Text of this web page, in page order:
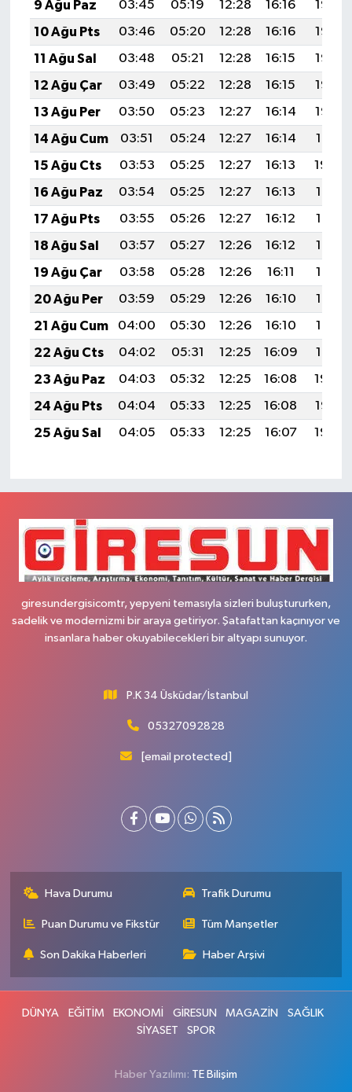
9 Ağu Paz
03:45 05:19 12:28 16:16
19:27
10 Ağu Pts
03:46 05:20 12:28 16:16
19:26
11 Ağu Sal
03:48 05:21 12:28 16:15
19:25
12 Ağu Çar
03:49 05:22 12:28 16:15
19:23
13 Ağu Per
03:50 05:23 12:27 16:14
19:22
14 Ağu Cum
03:51 05:24 12:27 16:14
19:21
15 Ağu Cts
03:53 05:25 12:27 16:13
19:20
16 Ağu Paz
03:54 05:25 12:27 16:13
19:18
17 Ağu Pts
03:55 05:26 12:27 16:12
19:17
18 Ağu Sal
03:57 05:27 12:26 16:12
19:16
19 Ağu Çar
03:58 05:28 12:26 16:11
19:14
20 Ağu Per
03:59 05:29 12:26 16:10
19:13
21 Ağu Cum
04:00 05:30 12:26 16:10
19:12
22 Ağu Cts
04:02 05:31 12:25 16:09
19:10
23 Ağu Paz
04:03 05:32 12:25 16:08
19:09
24 Ağu Pts
04:04 05:33 12:25 16:08
19:07
25 Ağu Sal
04:05 05:33 12:25 16:07 19:06
giresundergisicomtr, yepyeni temasıyla sizleri buluştururken,
sadelik ve modernizmi bir araya getiriyor. Şatafattan kaçınıyor ve
insanlara haber okuyabilecekleri bir altyapı sunuyor.
P.K 34 Üsküdar/İstanbul
05327092828
[email protected]
Hava Durumu Trafik Durumu
Puan Durumu ve Fikstür Tüm Manşetler
Son Dakika Haberleri Haber Arşivi
DÜNYA EĞİTİM EKONOMİ GİRESUN MAGAZİN
SAĞLIK
SİYASET
SPOR
Haber Yazılımı: TE Bilişim